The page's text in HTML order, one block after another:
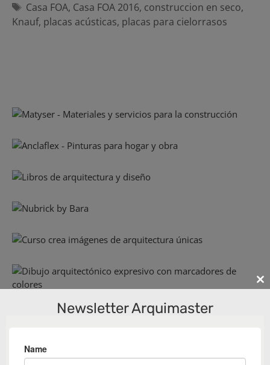
Etiquetas
Casa FOA, Casa FOA 2016, construccion en seco,
Knauf, placas acústicas, placas para cielorrasos
Newsletter Arquimaster